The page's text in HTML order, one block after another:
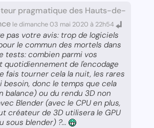
pragmatique des Hauts-de-
le dimanche 03 mai 2020 à 22h54
pas votre avis: trop de logiciels
le commun des mortels dans
tests: combien parmi vos
quotidiennement de l'encodage
fais tourner cela la nuit, les rares
besoin, donc le temps que cela
balance) ou du rendu 3D non
Blender (avec le CPU en plus,
créateur de 3D utilisera le GPU
sous blender) ?...